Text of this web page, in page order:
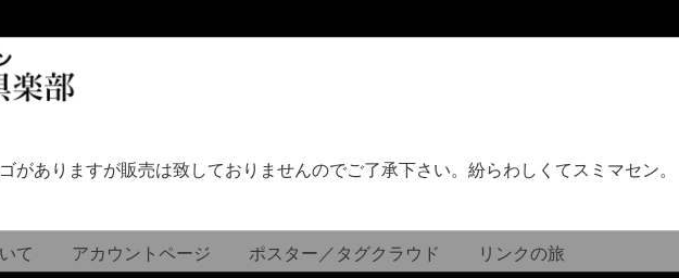
がありますが販売は致しておりませんのでご了承下さい。紛らわしくてスミマセン。
て アカウントページ ポスター／タグクラウド リンクの旅